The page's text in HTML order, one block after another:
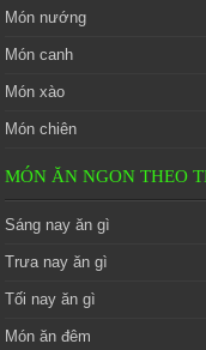
Món nướng
Món canh
Món xào
Món chiên
MÓN ĂN NGON THEO
Sáng nay ăn gì
Trưa nay ăn gì
Tối nay ăn gì
Món ăn đêm